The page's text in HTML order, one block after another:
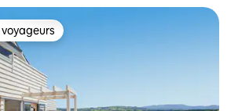
parmi les plus aimés